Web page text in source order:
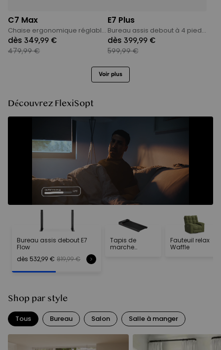
C7 Max
Chaise ergonomique réglable avec coussin en latex
dès 349,99 €
479,99 €
E7 Plus
Bureau assis debout à 4 pieds Premium
dès 399,99 €
599,99 €
Voir plus
Découvrez FlexiSopt
Bureau assis debout E7
Flow
dès 532,99 € 819,99 €
Tapis de
marche
Fauteuil relax
Waffle
Shop par style
Tous Bureau Salon Salle à manger